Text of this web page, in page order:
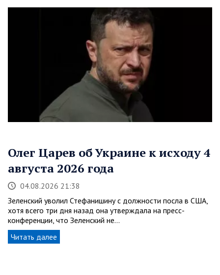
Олег Царев об Украине к исходу 4
августа 2026 года
04.08.2026 21:38
Зеленский уволил Стефанишину с должности посла в США,
хотя всего три дня назад она утверждала на пресс-
конференции, что Зеленский не…
Читать далее